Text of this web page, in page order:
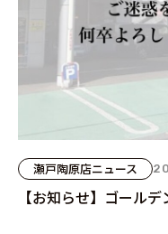
瀬戸陶原店ニュース
【お知らせ】ゴール